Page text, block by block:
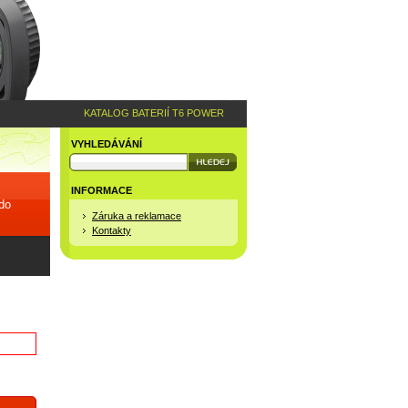
VYHLEDÁVÁNÍ
INFORMACE
Záruka a reklamace
Kontakty
KATALOG BATERIÍ T6 POWER